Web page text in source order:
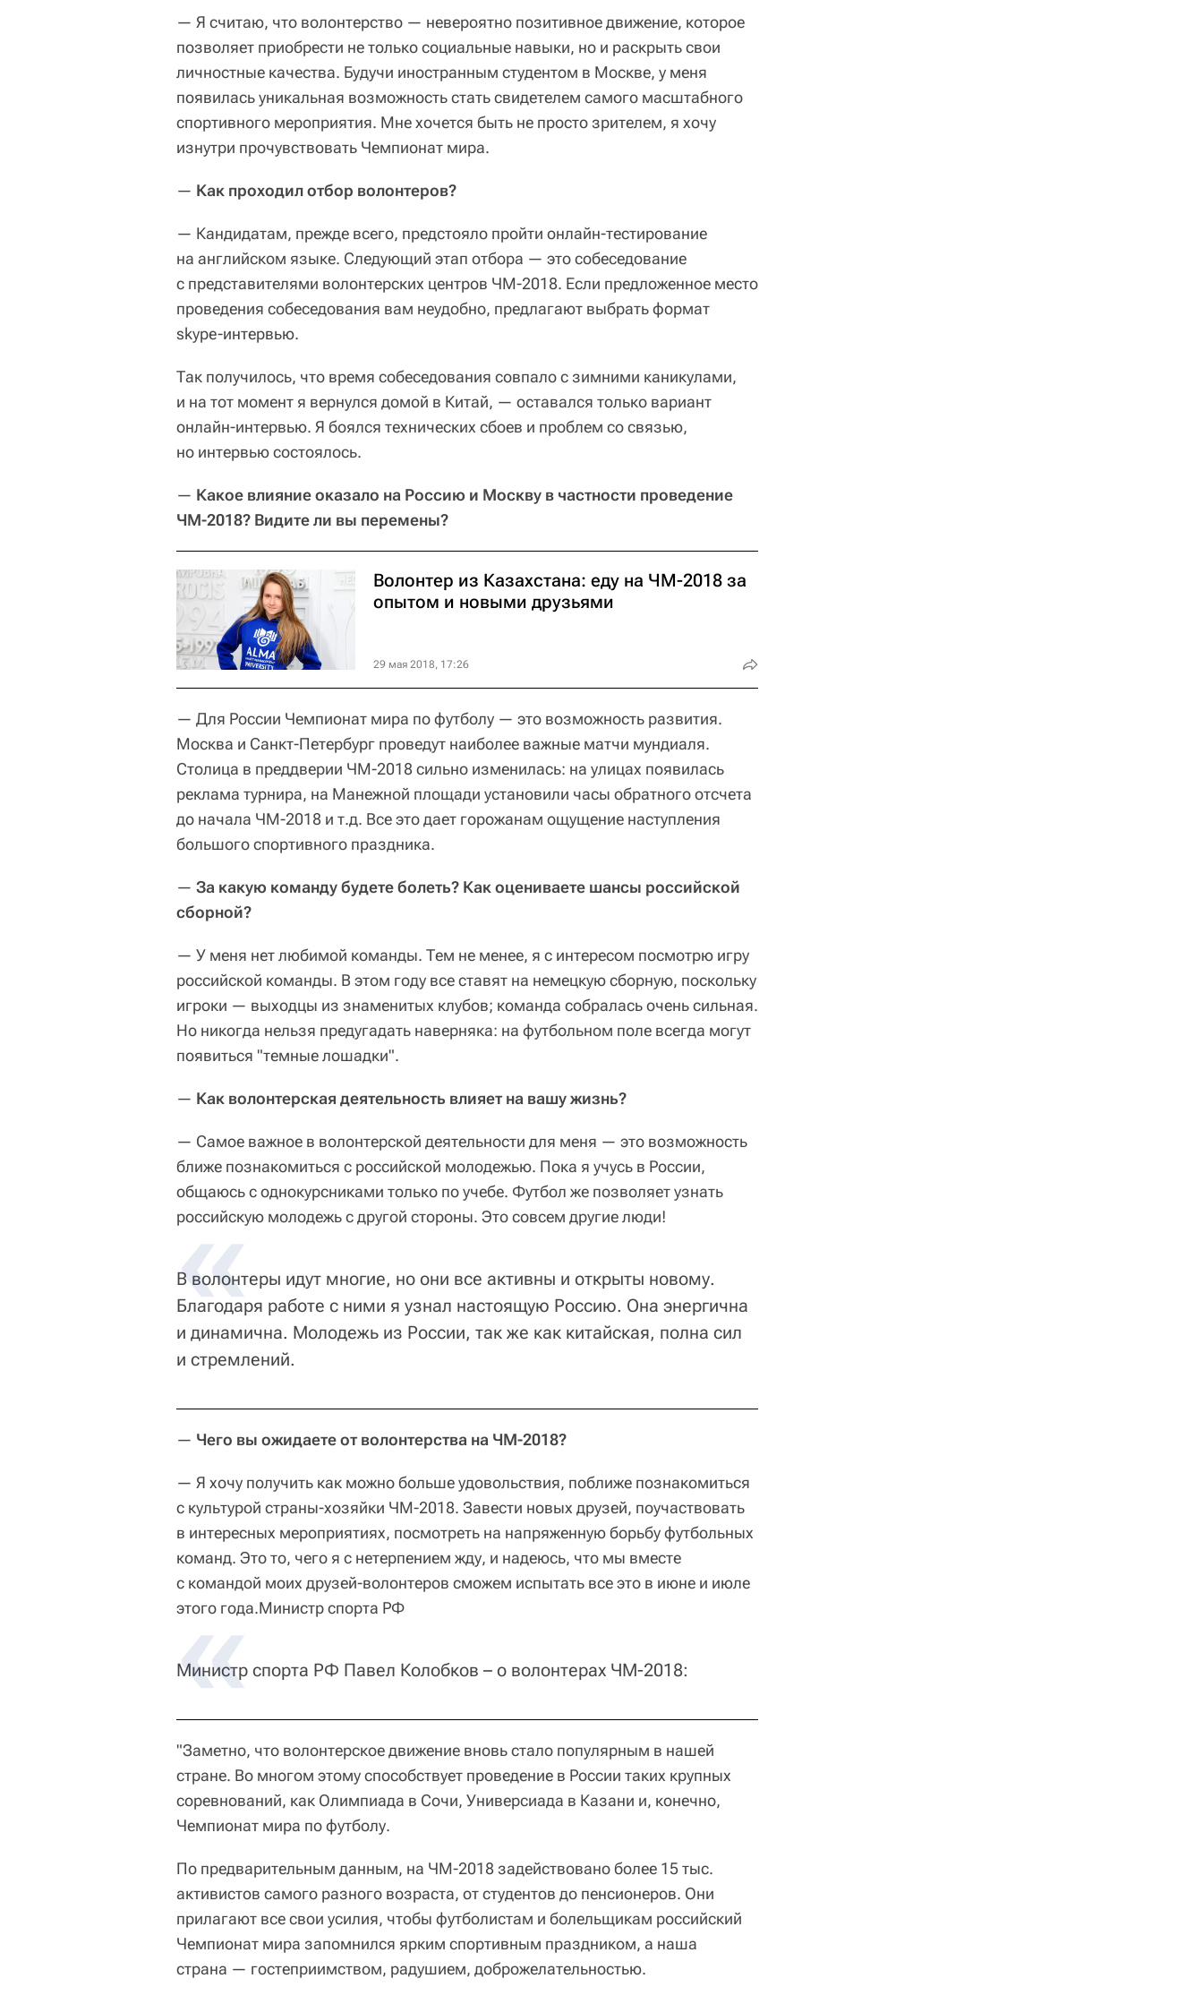
— Я считаю, что волонтерство — невероятно позитивное движение, которое
позволяет приобрести не только социальные навыки, но и раскрыть свои
личностные качества. Будучи иностранным студентом в Москве, у меня
появилась уникальная возможность стать свидетелем самого масштабного
спортивного мероприятия. Мне хочется быть не просто зрителем, я хочу
изнутри прочувствовать Чемпионат мира.
— Как проходил отбор волонтеров?
— Кандидатам, прежде всего, предстояло пройти онлайн-тестирование
на английском языке. Следующий этап отбора — это собеседование
с представителями волонтерских центров ЧМ-2018. Если предложенное место
проведения собеседования вам неудобно, предлагают выбрать формат
skype-интервью.
Так получилось, что время собеседования совпало с зимними каникулами,
и на тот момент я вернулся домой в Китай, — оставался только вариант
онлайн-интервью. Я боялся технических сбоев и проблем со связью,
но интервью состоялось.
— Какое влияние оказало на Россию и Москву в частности проведение
ЧМ-2018? Видите ли вы перемены?
Волонтер из Казахстана: еду на ЧМ-2018 за
опытом и новыми друзьями
29 мая 2018, 17:26
— Для России Чемпионат мира по футболу — это возможность развития.
Москва и Санкт-Петербург проведут наиболее важные матчи мундиаля.
Столица в преддверии ЧМ-2018 сильно изменилась: на улицах появилась
реклама турнира, на Манежной площади установили часы обратного отсчета
до начала ЧМ-2018 и т.д. Все это дает горожанам ощущение наступления
большого спортивного праздника.
— За какую команду будете болеть? Как оцениваете шансы российской
сборной?
— У меня нет любимой команды. Тем не менее, я с интересом посмотрю игру
российской команды. В этом году все ставят на немецкую сборную, поскольку
игроки — выходцы из знаменитых клубов; команда собралась очень сильная.
Но никогда нельзя предугадать наверняка: на футбольном поле всегда могут
появиться "темные лошадки".
— Как волонтерская деятельность влияет на вашу жизнь?
— Самое важное в волонтерской деятельности для меня — это возможность
ближе познакомиться с российской молодежью. Пока я учусь в России,
общаюсь с однокурсниками только по учебе. Футбол же позволяет узнать
российскую молодежь с другой стороны. Это совсем другие люди!
В волонтеры идут многие, но они все активны и открыты новому.
Благодаря работе с ними я узнал настоящую Россию. Она энергична
и динамична. Молодежь из России, так же как китайская, полна сил
и стремлений.
— Чего вы ожидаете от волонтерства на ЧМ-2018?
— Я хочу получить как можно больше удовольствия, поближе познакомиться
с культурой страны-хозяйки ЧМ-2018. Завести новых друзей, поучаствовать
в интересных мероприятиях, посмотреть на напряженную борьбу футбольных
команд. Это то, чего я с нетерпением жду, и надеюсь, что мы вместе
с командой моих друзей-волонтеров сможем испытать все это в июне и июле
этого года.Министр спорта РФ
Министр спорта РФ Павел Колобков – о волонтерах ЧМ-2018:
"Заметно, что волонтерское движение вновь стало популярным в нашей
стране. Во многом этому способствует проведение в России таких крупных
соревнований, как Олимпиада в Сочи, Универсиада в Казани и, конечно,
Чемпионат мира по футболу.
По предварительным данным, на ЧМ-2018 задействовано более 15 тыс.
активистов самого разного возраста, от студентов до пенсионеров. Они
прилагают все свои усилия, чтобы футболистам и болельщикам российский
Чемпионат мира запомнился ярким спортивным праздником, а наша
страна — гостеприимством, радушием, доброжелательностью.